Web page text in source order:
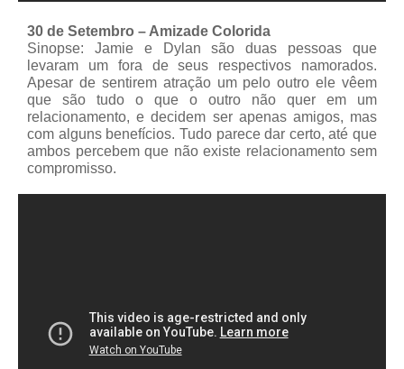
30 de Setembro – Amizade Colorida
Sinopse: Jamie e Dylan são duas pessoas que
levaram um fora de seus respectivos namorados.
Apesar de sentirem atração um pelo outro ele vêem
que são tudo o que o outro não quer em um
relacionamento, e decidem ser apenas amigos, mas
com alguns benefícios. Tudo parece dar certo, até que
ambos percebem que não existe relacionamento sem
compromisso.